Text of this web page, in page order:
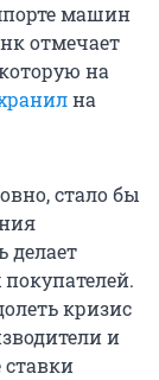
машин
отмечает
на
на
стало бы
делает
кризис
и